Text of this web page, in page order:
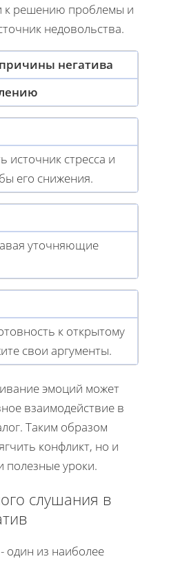
к решению проблемы и
недовольства.
негатива
источник стресса и
его снижения.
уточняющие
к открытому
свои аргументы.
эмоций может
взаимодействие в
Таким образом
конфликт, но и
полезные уроки.
слушания в
один из наиболее